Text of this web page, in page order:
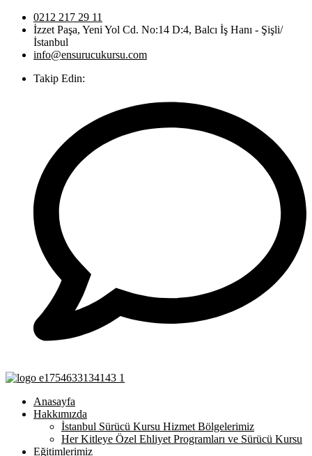
0212 217 29 11
İzzet Paşa, Yeni Yol Cd. No:14 D:4, Balcı İş Hanı - Şişli/
İstanbul
info@ensurucukursu.com
Takip Edin:
Anasayfa
Hakkımızda
İstanbul Sürücü Kursu Hizmet Bölgelerimiz
Her Kitleye Özel Ehliyet Programları ve Sürücü Kursu
Eğitimlerimiz